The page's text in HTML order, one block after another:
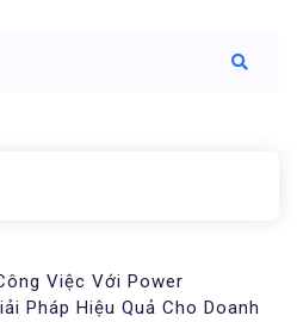
Việc Với Power
Pháp Hiệu Quả Cho Doanh